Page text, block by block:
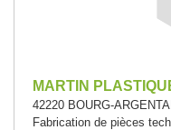
MARTIN
42220 BOURG-
Fabrication de pièces